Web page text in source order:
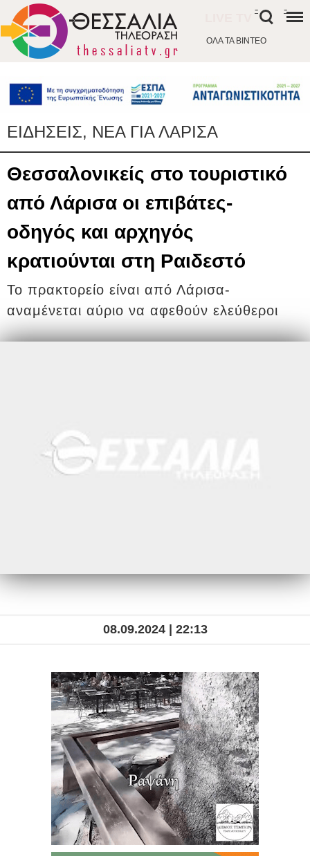
ΟΛΑ ΤΑ ΒΙΝΤΕΟ
- -
ΕΙΔΗΣΕΙΣ, ΝΕΑ ΓΙΑ ΛΑΡΙΣΑ
Θεσσαλονικείς στο τουριστικό
από Λάρισα οι επιβάτες-
οδηγός και αρχηγός
κρατιούνται στη Ραιδεστό
Το πρακτορείο είναι από Λάρισα-
αναμένεται αύριο να αφεθούν ελεύθεροι
08.09.2024 | 22:13